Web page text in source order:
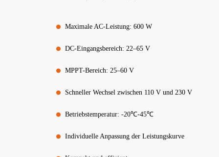
Maximale AC-Leistung: 600 W
DC-Eingangsbereich: 22–65 V
MPPT-Bereich: 25–60 V
Schneller Wechsel zwischen 110 V und 230 V
Betriebstemperatur: -20℃-45℃
Individuelle Anpassung der Leistungskurve